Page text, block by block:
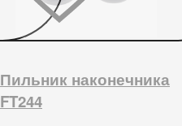
Пильник наконечника
FT244